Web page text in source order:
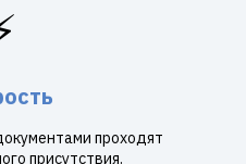
проходят
присутствия.